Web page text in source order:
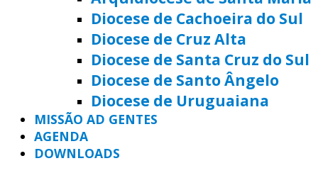
Diocese de Cachoeira do Sul
Diocese de Cruz Alta
Diocese de Santa Cruz do Sul
Diocese de Santo Ângelo
Diocese de Uruguaiana
MISSÃO AD GENTES
AGENDA
DOWNLOADS